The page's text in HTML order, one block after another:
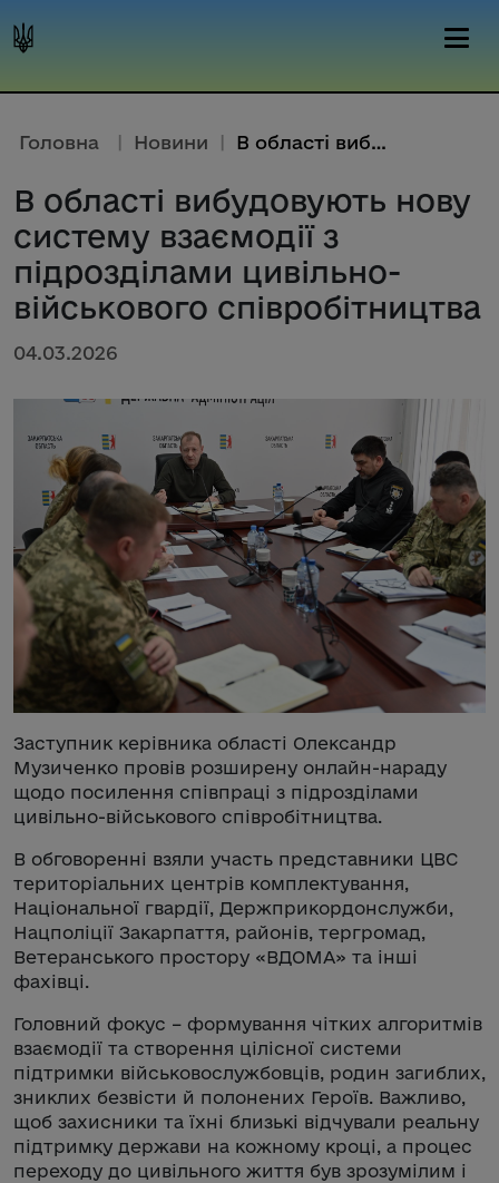
Головна | Новини | В області вибудовують нову сис...
В області вибудовують нову
систему взаємодії з
підрозділами цивільно-
військового співробітництва
04.03.2026
Заступник керівника області Олександр
Музиченко провів розширену онлайн-нараду
щодо посилення співпраці з підрозділами
цивільно-військового співробітництва.
В обговоренні взяли участь представники ЦВС
територіальних центрів комплектування,
Національної гвардії, Держприкордонслужби,
Нацполіції Закарпаття, районів, тергромад,
Ветеранського простору «ВДОМА» та інші
фахівці.
Головний фокус – формування чітких алгоритмів
взаємодії та створення цілісної системи
підтримки військовослужбовців, родин загиблих,
зниклих безвісти й полонених Героїв. Важливо,
щоб захисники та їхні близькі відчували реальну
підтримку держави на кожному кроці, а процес
переходу до цивільного життя був зрозумілим і